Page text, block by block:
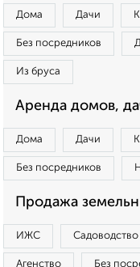
Дома Дачи
Без посредников
Из бруса
Аренда домов,
Дома Дачи
Без посредников
Продажа
ИЖС Садоводство
Агенство Без